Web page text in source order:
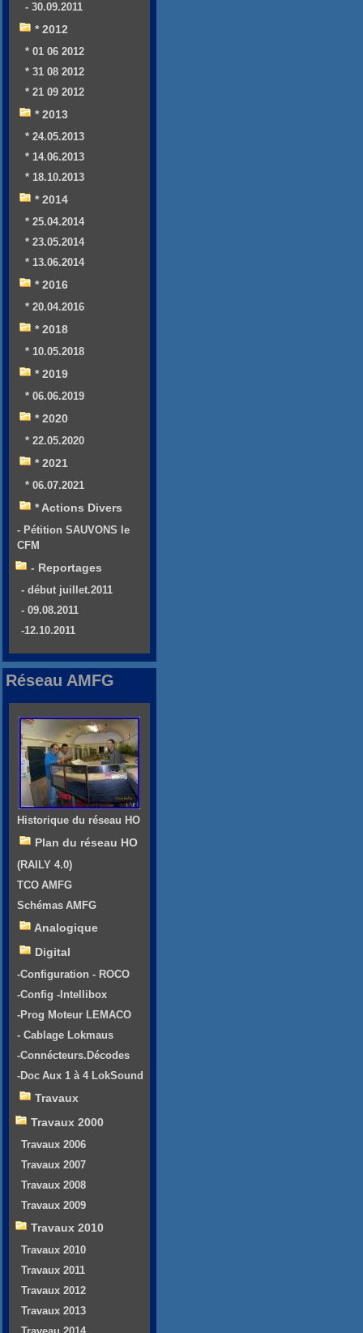
- 30.09.2011
* 2012
* 01 06 2012
* 31 08 2012
* 21 09 2012
* 2013
* 24.05.2013
* 14.06.2013
* 18.10.2013
* 2014
* 25.04.2014
* 23.05.2014
* 13.06.2014
* 2016
* 20.04.2016
* 2018
* 10.05.2018
* 2019
* 06.06.2019
* 2020
* 22.05.2020
* 2021
* 06.07.2021
* Actions Divers
- Pétition SAUVONS le
CFM
- Reportages
- début juillet.2011
- 09.08.2011
-12.10.2011
Réseau AMFG
Historique du réseau HO
Plan du réseau HO
(RAILY 4.0)
TCO AMFG
Schémas AMFG
Analogique
Digital
-Configuration - ROCO
-Config -Intellibox
-Prog Moteur LEMACO
- Cablage Lokmaus
-Connécteurs.Décodes
-Doc Aux 1 à 4 LokSound
Travaux
Travaux 2000
Travaux 2006
Travaux 2007
Travaux 2008
Travaux 2009
Travaux 2010
Travaux 2010
Travaux 2011
Travaux 2012
Travaux 2013